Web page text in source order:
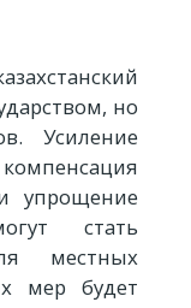
но
Усиление
упрощение
стать
местных
мер будет